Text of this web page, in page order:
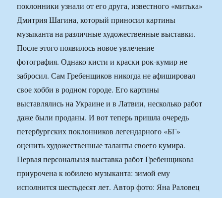
поклонники узнали от его друга, известного «митька»
Дмитрия Шагина, который приносил картины
музыканта на различные художественные выставки.
После этого появилось новое увлечение —
фотография. Однако кисти и краски рок-кумир не
забросил. Сам Гребенщиков никогда не афишировал
свое хобби в родном городе. Его картины
выставлялись на Украине и в Латвии, несколько работ
даже были проданы. И вот теперь пришла очередь
петербургских поклонников легендарного «БГ»
оценить художественные таланты своего кумира.
Первая персональная выставка работ Гребенщикова
приурочена к юбилею музыканта: зимой ему
исполнится шестьдесят лет. Автор фото: Яна Раловец